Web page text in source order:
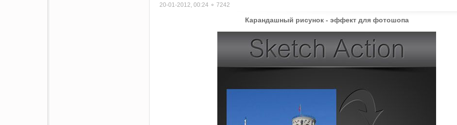
20-01-2012, 00:24 ⚬ 7242
Карандашный рисунок - эффект для фотошопа